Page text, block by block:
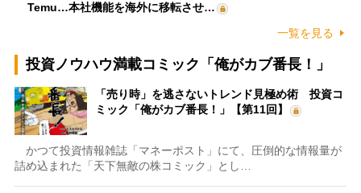
Temu…本社機能を海外に移転させ…
一覧を見る
投資ノウハウ満載コミック「俺がカブ番長！」
「売り時」を逃さないトレンド見極め術 投資コ
ミック「俺がカブ番長！」【第11回】
かつて投資情報雑誌「マネーポスト」にて、圧倒的な情報量が
詰め込まれた「天下無敵の株コミック」とし…